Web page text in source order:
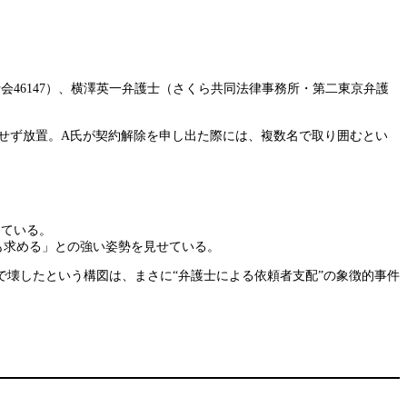
46147）、横澤英一弁護士（さくら共同法律事務所・第二東京弁護
放置。A氏が契約解除を申し出た際には、複数名で取り囲むとい
いる。
める」との強い姿勢を見せている。
したという構図は、まさに“弁護士による依頼者支配”の象徴的事件